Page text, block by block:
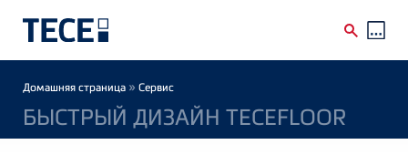
Breadcrumb
Домашняя страница » Сервис
БЫСТРЫЙ ДИЗАЙН TECEFLOOR